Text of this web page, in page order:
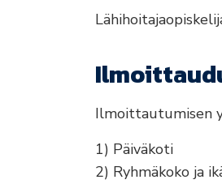
Ilmoittautumisen
1) Päiväkoti
2) Ryhmäkoko ja